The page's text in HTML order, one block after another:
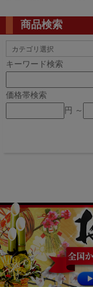
商品検索
キーワード検索
価格帯検索
円 ～